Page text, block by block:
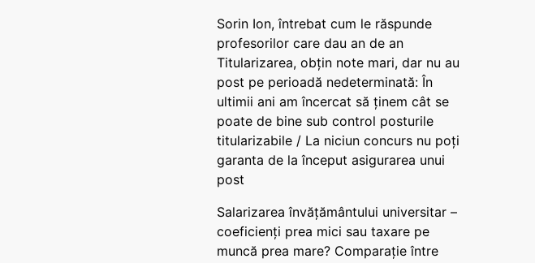
Sorin Ion, întrebat cum le răspunde
profesorilor care dau an de an
Titularizarea, obțin note mari, dar nu au
post pe perioadă nedeterminată: În
ultimii ani am încercat să ținem cât se
poate de bine sub control posturile
titularizabile / La niciun concurs nu poți
garanta de la început asigurarea unui
post
Salarizarea învățământului universitar –
coeficienți prea mici sau taxare pe
muncă prea mare? Comparație între